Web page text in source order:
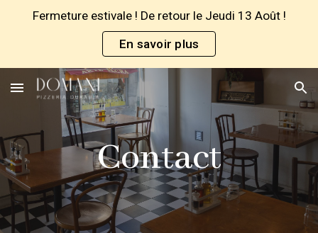
Fermeture estivale ! De retour le Jeudi 13 Août !
En savoir plus
Contact